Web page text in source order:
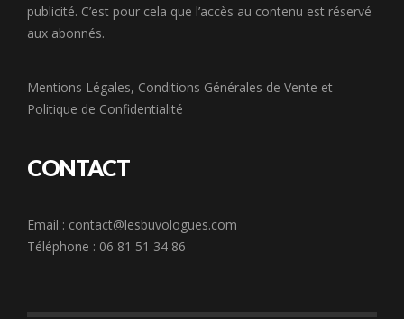
publicité. C’est pour cela que l’accès au contenu est réservé
aux abonnés.
Mentions Légales, Conditions Générales de Vente et
Politique de Confidentialité
CONTACT
Email : contact@lesbuvologues.com
Téléphone : 06 81 51 34 86